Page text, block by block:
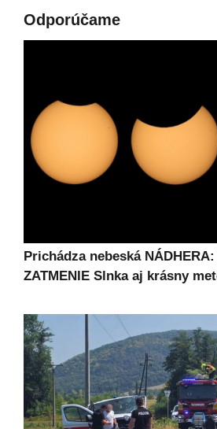
Odporúčame
Prichádza nebeská
ZATMENIE Slnka aj krásny